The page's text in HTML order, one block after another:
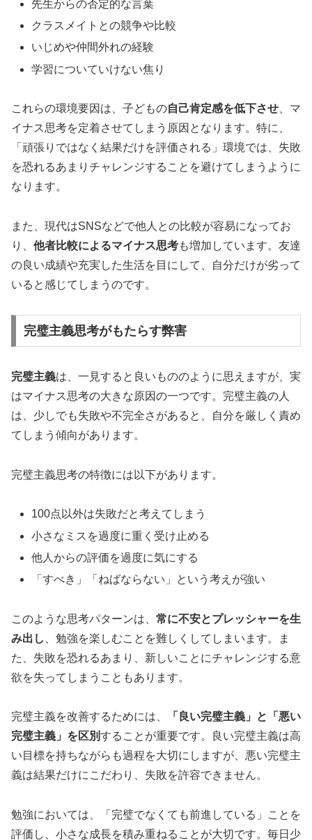
先生からの否定的な言葉
クラスメイトとの競争や比較
いじめや仲間外れの経験
学習についていけない焦り
これらの環境要因は、子どもの自己肯定感を低下させ 、マ
イナス思考を定着させてしまう原因となります。特に、
「頑張りではなく結果だけを評価される」環境では、失敗
を恐れるあまりチャレンジすることを避けてしまうように
なります。
また、現代はSNSなどで他人との比較が容易になってお
り、 他者比較によるマイナス思考も増加しています。友達
の良い成績や充実した生活を目にして、自分だけが劣って
いると感じてしまうのです。
完璧主義思考がもたらす弊害
完璧主義は、一見すると良いもののように思えますが、実
はマイナス思考の大きな原因の一つです。完璧主義の人
は、少しでも失敗や不完全さがあると、自分を厳しく責め
てしまう傾向があります。
完璧主義思考の特徴には以下があります。
100点以外は失敗だと考えてしまう
小さなミスを過度に重く受け止める
他人からの評価を過度に気にする
「すべき」「ねばならない」という考えが強い
このような思考パターンは、 常に不安とプレッシャーを生
み出し
、勉強を楽しむことを難しくしてしまいます。ま
た、失敗を恐れるあまり、新しいことにチャレンジする意
欲を失ってしまうこともあります。
完璧主義を改善するためには、
「良い完璧主義」と「悪い
完璧主義」を区別することが重要です。良い完璧主義は高
い目標を持ちながらも過程を大切にしますが、悪い完璧主
義は結果だけにこだわり、失敗を許容できません。
勉強においては、「完璧でなくても前進している」ことを
評価し、小さな成長を積み重ねることが大切です。毎日少